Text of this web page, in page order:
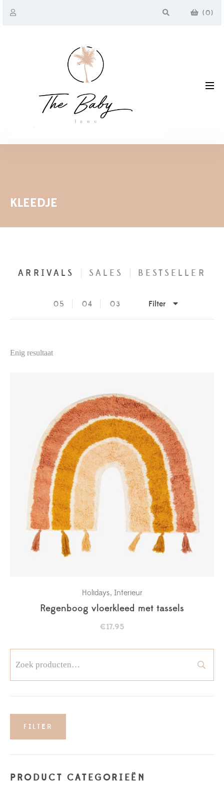
(0)
KLEEDJE
ARRIVALS SALES BESTSELLER
05 04 03 Filter
Enig resultaat
Holidays, Interieur
Regenboog vloerkleed met tassels
€17.95
naar:
FILTER
PRODUCT CATEGORIEËN